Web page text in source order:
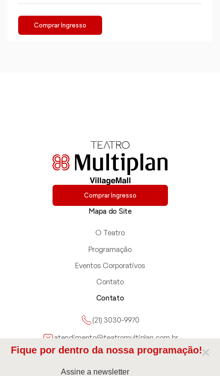
Fique por dentro da nossa programação!
Assine a newsletter
Comprar Ingresso
Comprar Ingresso
Mapa do Site
O Teatro
Programação
Eventos Corporativos
Contato
Contato
(21) 3030-9970
atendimento@teatromultiplan.com.br
Avenida das Américas 3900, Rio de Janeiro, RJ, Brazil